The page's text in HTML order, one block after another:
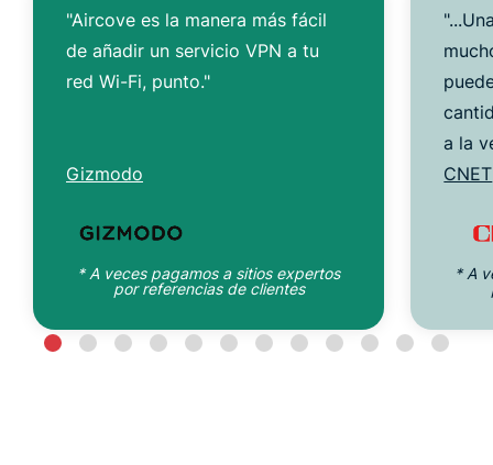
"Aircove es la manera más fácil
de añadir un servicio VPN a tu
red Wi-Fi, punto."
Gizmodo
* A veces pagamos a sitios expertos
por referencias de clientes
a la
CNET
* A